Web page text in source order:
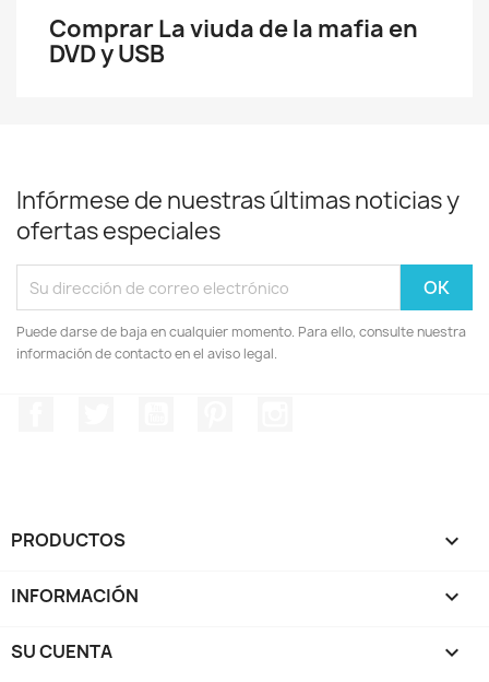
Comprar La viuda de la mafia en
DVD y USB
Infórmese de nuestras últimas noticias y
ofertas especiales
Puede darse de baja en cualquier momento. Para ello, consulte nuestra
información de contacto en el aviso legal.
PRODUCTOS 
INFORMACIÓN 
SU CUENTA 